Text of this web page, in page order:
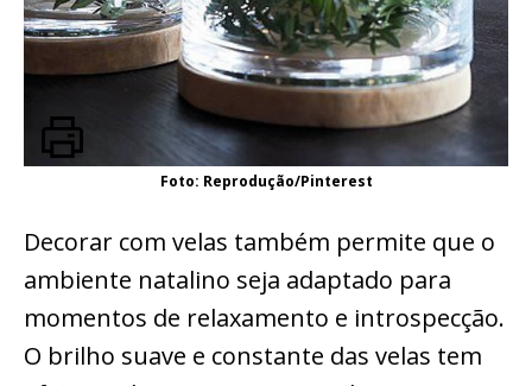
Foto: Reprodução/Pinterest
Decorar com velas também permite que o
ambiente natalino seja adaptado para
momentos de relaxamento e introspecção.
O brilho suave e constante das velas tem